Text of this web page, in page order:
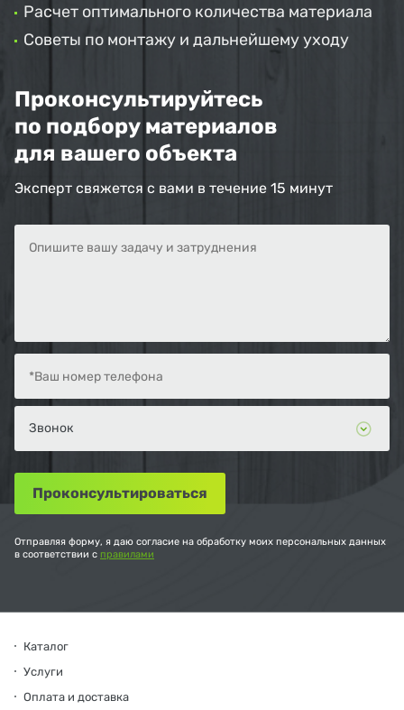
Расчет оптимального количества материала
Советы по монтажу и дальнейшему уходу
Проконсультируйтесь
по подбору материалов
для вашего объекта
Эксперт свяжется с вами в течение 15 минут
Отправляя форму, я даю согласие на обработку моих персональных данных
в соответствии с правилами
Каталог
Услуги
Оплата и доставка